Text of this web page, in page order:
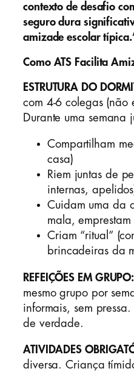
contexto de desafio
seguro dura
amizade escolar
Como ATS Facilita
ESTRUTURA DO
com 4-6 colegas (não
Durante uma semana
Compartilham
casa)
Riem juntas de
internas,
Cuidam uma da
mala, emprestam
Criam “ritual”
brincadeiras da
REFEIÇÕES EM GRUPO:
mesmo grupo por
informais, sem
de verdade.
ATIVIDADES
diversa. Criança